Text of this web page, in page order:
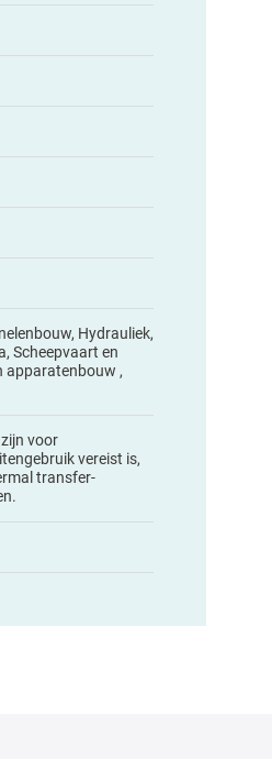
Hydrauliek,
Scheepvaart en
apparatenbouw ,
voor
vereist is,
transfer-